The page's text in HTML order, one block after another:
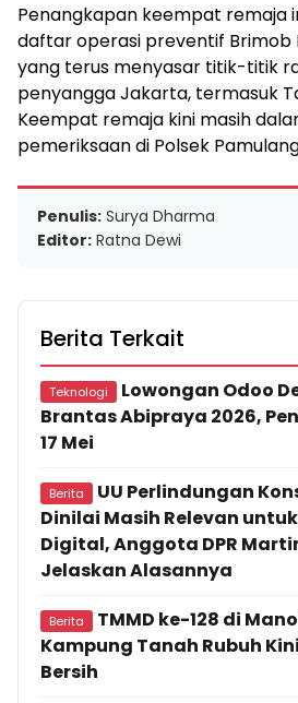
Penangkapan keempat remaja
daftar operasi preventif Brimob
yang terus menyasar titik-titik
penyangga Jakarta, termasuk
Keempat remaja kini masih
pemeriksaan di Polsek
Penulis: Surya Dharma
Editor: Ratna Dewi
Berita Terkait
Teknologi
Lowongan Odoo
Brantas Abipraya 2026,
17 Mei
Berita
UU Perlindungan
Dinilai Masih Relevan
Digital, Anggota DPR
Jelaskan Alasannya
Berita
TMMD ke-128 di
Kampung Tanah Rubuh
Bersih